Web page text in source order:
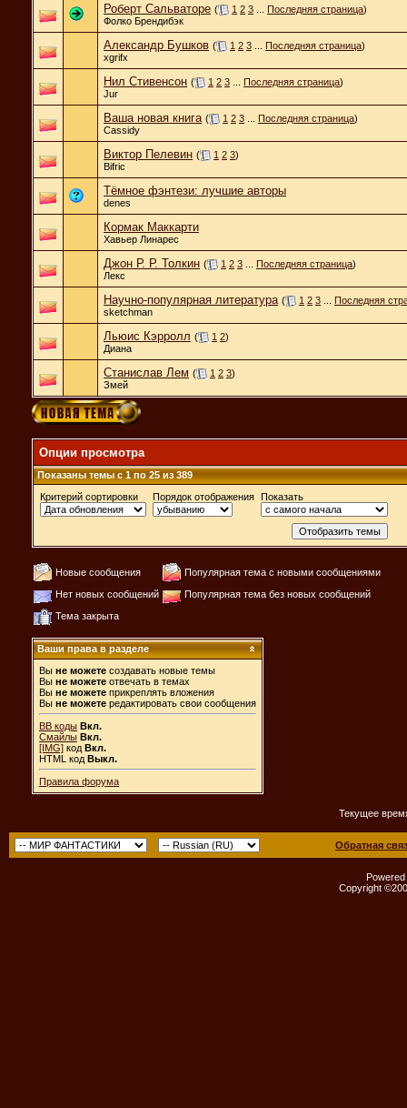
Роберт Сальваторе ( 1 2 3 Последняя страница)
Фолко Брендибэк
Александр Бушков ( 1 2 3 Последняя страница)
xgrifx
Нил Стивенсон ( 1 2 3 Последняя страница)
Jur
Ваша новая книга ( 1 2 3 Последняя страница)
Cassidy
Виктор Пелевин ( 1 2 3)
Bifric
Тёмное фэнтези: лучшие авторы
denes
Кормак Маккарти
Хавьер Линарес
Джон Р. Р. Толкин ( 1 2 3 Последняя страница)
Лекс
Научно-популярная литература ( 1 2 3
Последняя
sketchman
Льюис Кэрролл ( 1 2)
Диана
Станислав Лем ( 1 2 3)
Змей
Опции просмотра
Показаны темы с 1 по 25 из 389
Критерий сортировки
Порядок отображения Показать
Новые сообщения
Популярная тема с новыми сообщениями
Нет новых сообщений
Популярная тема без новых сообщений
Тема закрыта
Ваши права в разделе
Вы не можете создавать новые темы
Вы не можете отвечать в темах
Вы не можете прикреплять вложения
Вы не можете редактировать свои сообщения
BB коды Вкл.
Смайлы Вкл.
[IMG] код Вкл.
HTML код Выкл.
Правила форума
Текущее
Обратная
Copyright